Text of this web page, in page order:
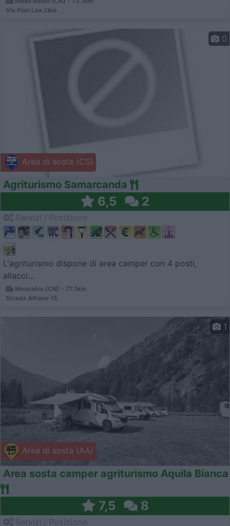
Via Pian Lea 2bis
Area di sosta (CS)
0
Agriturismo Samarcanda
6,5 2
L'agriturismo dispone di area camper con 4 posti,
allacci...
Moncalvo (CN) - 77.1km
Strada Alfiano 15
Area di sosta (AA)
1
Area sosta camper agriturismo Aquila Bianca
7,5 8